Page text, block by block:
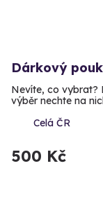
Dárkový
Nevíte, co vybrat?
výběr nechte na
Celá ČR
500 Kč